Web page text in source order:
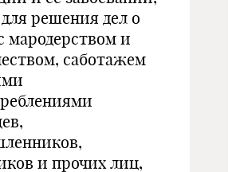
решения дел о
мародерством и
саботажем
и прочих лиц,